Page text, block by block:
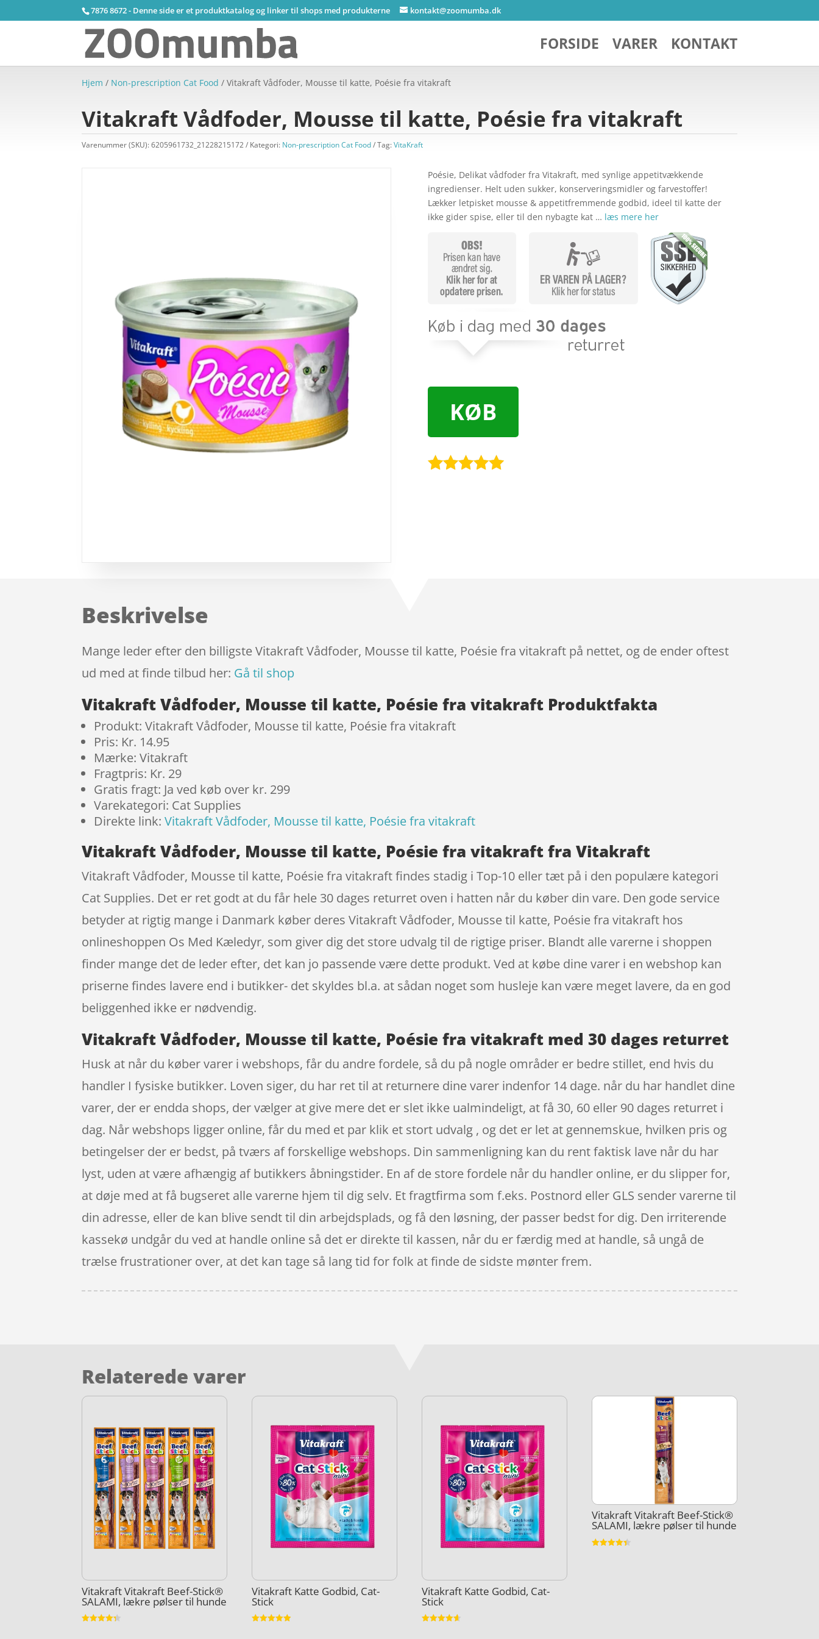
7876 8672 - Denne side er et produktkatalog og linker til shops med produkterne kontakt@zoomumba.dk
FORSIDE VARER KONTAKT
Hjem / Non-prescription Cat Food / Vitakraft Vådfoder, Mousse til katte, Poésie fra vitakraft
Vitakraft Vådfoder, Mousse til katte, Poésie fra vitakraft
Varenummer (SKU):6205961732_21228215172 Kategori: Non-prescription Cat Food Tag:VitaKraft
Poésie, Delikat vådfoder fra Vitakraft, med synlige appetitvækkende
ingredienser. Helt uden sukker, konserveringsmidler og farvestoffer!
Lækker letpisket mousse & appetitfremmende godbid, ideel til katte der
ikke gider spise, eller til den nybagte kat … læs mere her
KØB
Beskrivelse
Mange leder efter den billigste Vitakraft Vådfoder, Mousse til katte, Poésie fra vitakraft på nettet, og de ender oftest
ud med at finde tilbud her: Gå til shop
Vitakraft Vådfoder, Mousse til katte, Poésie fra vitakraft Produktfakta
Produkt: Vitakraft Vådfoder, Mousse til katte, Poésie fra vitakraft
Pris: Kr. 14.95
Mærke: Vitakraft
Fragtpris: Kr. 29
Gratis fragt: Ja ved køb over kr. 299
Varekategori: Cat Supplies
Direkte link:Vitakraft Vådfoder, Mousse til katte, Poésie fra vitakraft
Vitakraft Vådfoder, Mousse til katte, Poésie fra vitakraft fra Vitakraft
Vitakraft Vådfoder, Mousse til katte, Poésie fra vitakraft findes stadig i Top-10 eller tæt på i den populære kategori
Cat Supplies. Det er ret godt at du får hele 30 dages returret oven i hatten når du køber din vare. Den gode service
betyder at rigtig mange i Danmark køber deres Vitakraft Vådfoder, Mousse til katte, Poésie fra vitakraft hos
onlineshoppen Os Med Kæledyr, som giver dig det store udvalg til de rigtige priser. Blandt alle varerne i shoppen
finder mange det de leder efter, det kan jo passende være dette produkt. Ved at købe dine varer i en webshop kan
priserne findes lavere end i butikker- det skyldes bl.a. at sådan noget som husleje kan være meget lavere, da en god
beliggenhed ikke er nødvendig.
Vitakraft Vådfoder, Mousse til katte, Poésie fra vitakraft med 30 dages returret
Husk at når du køber varer i webshops, får du andre fordele, så du på nogle områder er bedre stillet, end hvis du
handler I fysiske butikker. Loven siger, du har ret til at returnere dine varer indenfor 14 dage. når du har handlet dine
varer, der er endda shops, der vælger at give mere det er slet ikke ualmindeligt, at få 30, 60 eller 90 dages returret i
dag. Når webshops ligger online, får du med et par klik et stort udvalg , og det er let at gennemskue, hvilken pris og
betingelser der er bedst, på tværs af forskellige webshops. Din sammenligning kan du rent faktisk lave når du har
lyst, uden at være afhængig af butikkers åbningstider. En af de store fordele når du handler online, er du slipper for,
at døje med at få bugseret alle varerne hjem til dig selv. Et fragtfirma som f.eks. Postnord eller GLS sender varerne til
din adresse, eller de kan blive sendt til din arbejdsplads, og få den løsning, der passer bedst for dig. Den irriterende
kassekø undgår du ved at handle online så det er direkte til kassen, når du er færdig med at handle, så ungå de
trælse frustrationer over, at det kan tage så lang tid for folk at finde de sidste mønter frem.
Relaterede varer
Vitakraft Vitakraft Beef-Stick®
SALAMI, lækre pølser til hunde
Vitakraft Katte Godbid, Cat-
Stick
Vitakraft Katte Godbid, Cat-
Stick
Vitakraft Vitakraft Beef-Stick®
SALAMI, lækre pølser til hunde